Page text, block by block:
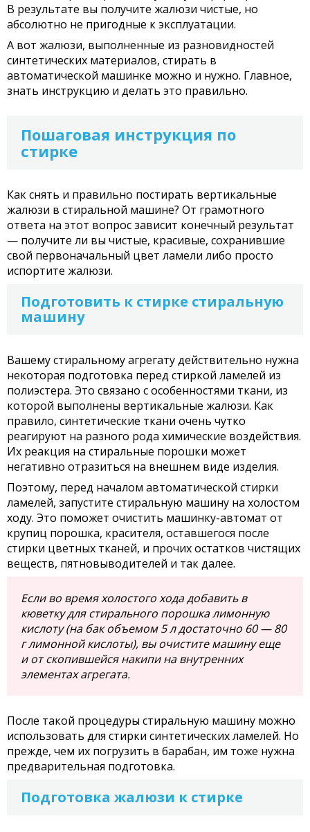
В результате вы получите жалюзи чистые, но
абсолютно не пригодные к эксплуатации.
А вот жалюзи, выполненные из разновидностей
синтетических материалов, стирать в
автоматической машинке можно и нужно. Главное,
знать инструкцию и делать это правильно.
Пошаговая инструкция по
стирке
Как снять и правильно постирать вертикальные
жалюзи в стиральной машине? От грамотного
ответа на этот вопрос зависит конечный результат
— получите ли вы чистые, красивые, сохранившие
свой первоначальный цвет ламели либо просто
испортите жалюзи.
Подготовить к стирке стиральную
машину
Вашему стиральному агрегату действительно нужна
некоторая подготовка перед стиркой ламелей из
полиэстера. Это связано с особенностями ткани, из
которой выполнены вертикальные жалюзи. Как
правило, синтетические ткани очень чутко
реагируют на разного рода химические воздействия.
Их реакция на стиральные порошки может
негативно отразиться на внешнем виде изделия.
Поэтому, перед началом автоматической стирки
ламелей, запустите стиральную машину на холостом
ходу. Это поможет очистить машинку-автомат от
крупиц порошка, красителя, оставшегося после
стирки цветных тканей, и прочих остатков чистящих
веществ, пятновыводителей и так далее.
Если во время холостого хода добавить в
кюветку для стирального порошка лимонную
кислоту (на бак объемом 5 л достаточно 60 — 80
г лимонной кислоты), вы очистите машину еще
и от скопившейся накипи на внутренних
элементах агрегата.
После такой процедуры стиральную машину можно
использовать для стирки синтетических ламелей. Но
прежде, чем их погрузить в барабан, им тоже нужна
предварительная подготовка.
Подготовка жалюзи к стирке